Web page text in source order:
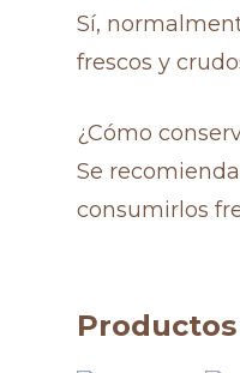
Sí,
frescos y
¿Cómo
Se
consumirlos